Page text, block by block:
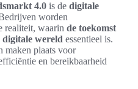
4.0 is de digitale
worden
realiteit, waarin de toekomst
digitale wereld essentieel is.
maken plaats voor
en bereikbaarheid